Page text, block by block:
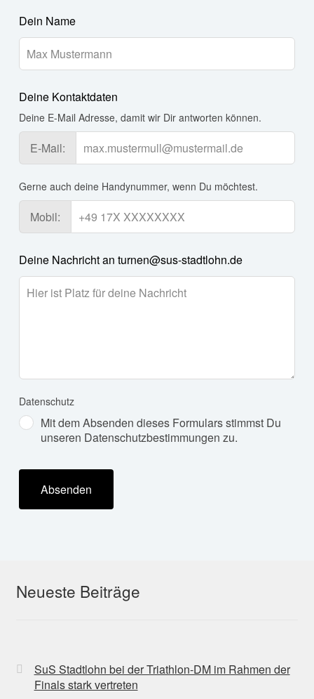
Lass
dieses
Feld
leer
Dein Name
Deine Kontaktdaten
Deine E-Mail Adresse, damit wir Dir antworten können.
E-Mail:
Gerne auch deine Handynummer, wenn Du möchtest.
Mobil:
Deine Nachricht an turnen@sus-stadtlohn.de
Datenschutz
Mit dem Absenden dieses Formulars stimmst Du
unseren Datenschutzbestimmungen zu.
Absenden
Neueste Beiträge
SuS Stadtlohn bei der Triathlon-DM im Rahmen der
Finals stark vertreten